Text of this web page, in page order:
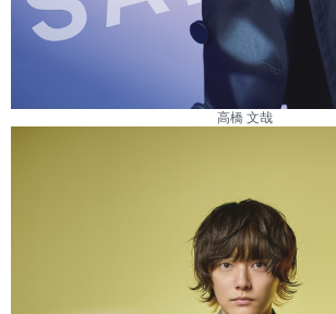
高橋 文哉